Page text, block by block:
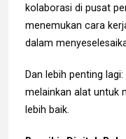
kolaborasi di pusat
menemukan cara
dalam
Dan lebih penting
melainkan alat untuk
lebih baik.